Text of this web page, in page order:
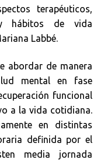
terapéuticos,
y hábitos de vida
Labbé.
abordar de manera
mental en fase
funcional
a la vida cotidiana.
en distintas
definida por el
media jornada